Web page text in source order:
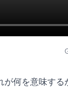
何を意味す